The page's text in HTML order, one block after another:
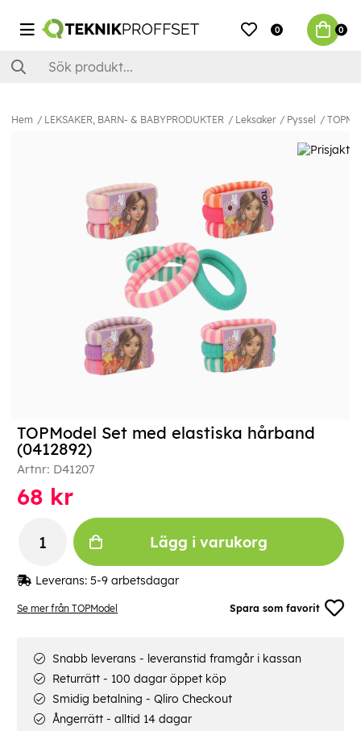
0 0
Hem LEKSAKER, BARN- & BABYPRODUKTER Leksaker Pyssel
Se mer från TOPModel Spara som favorit
TOPModel Set med elastiska hårband
(0412892)
Artnr: D41207
68 kr
Lägg i varukorg
Leverans: 5-9 arbetsdagar
Snabb leverans - leveranstid framgår i kassan
Returrätt - 100 dagar öppet köp
Smidig betalning - Qliro Checkout
Ångerrätt - alltid 14 dagar